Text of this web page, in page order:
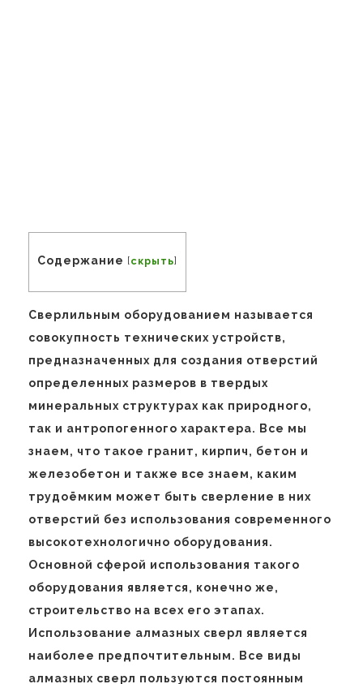
Содержание [скрыть]
Сверлильным оборудованием называется
совокупность технических устройств,
предназначенных для создания отверстий
определенных размеров в твердых
минеральных структурах как природного,
так и антропогенного характера. Все мы
знаем, что такое гранит, кирпич, бетон и
железобетон и также все знаем, каким
трудоёмким может быть сверление в них
отверстий без использования современного
высокотехнологично оборудования.
Основной сферой использования такого
оборудования является, конечно же,
строительство на всех его этапах.
Использование алмазных сверл является
наиболее предпочтительным. Все виды
алмазных сверл пользуются постоянным